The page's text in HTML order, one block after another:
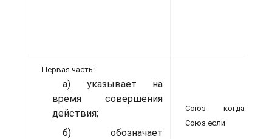
Первая часть:
а) указывает на
время совершения
действия;
б) обозначает
Союз когда
Союз если